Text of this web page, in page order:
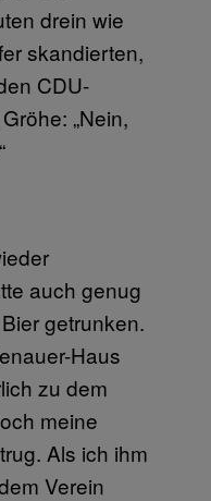
drein wie
skandierten,
CDU-
„Nein,
auch genug
getrunken.
Haus
zu dem
meine
Als ich ihm
Verein